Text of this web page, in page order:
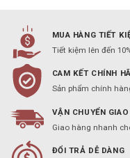
MUA HÀNG TIẾT
Tiết kiệm lên đến
CAM KẾT CHÍNH
Sản phẩm chính
VẬN CHUYỂN GIAO
Giao hàng nhanh
ĐỔI TRẢ DỄ DÀNG